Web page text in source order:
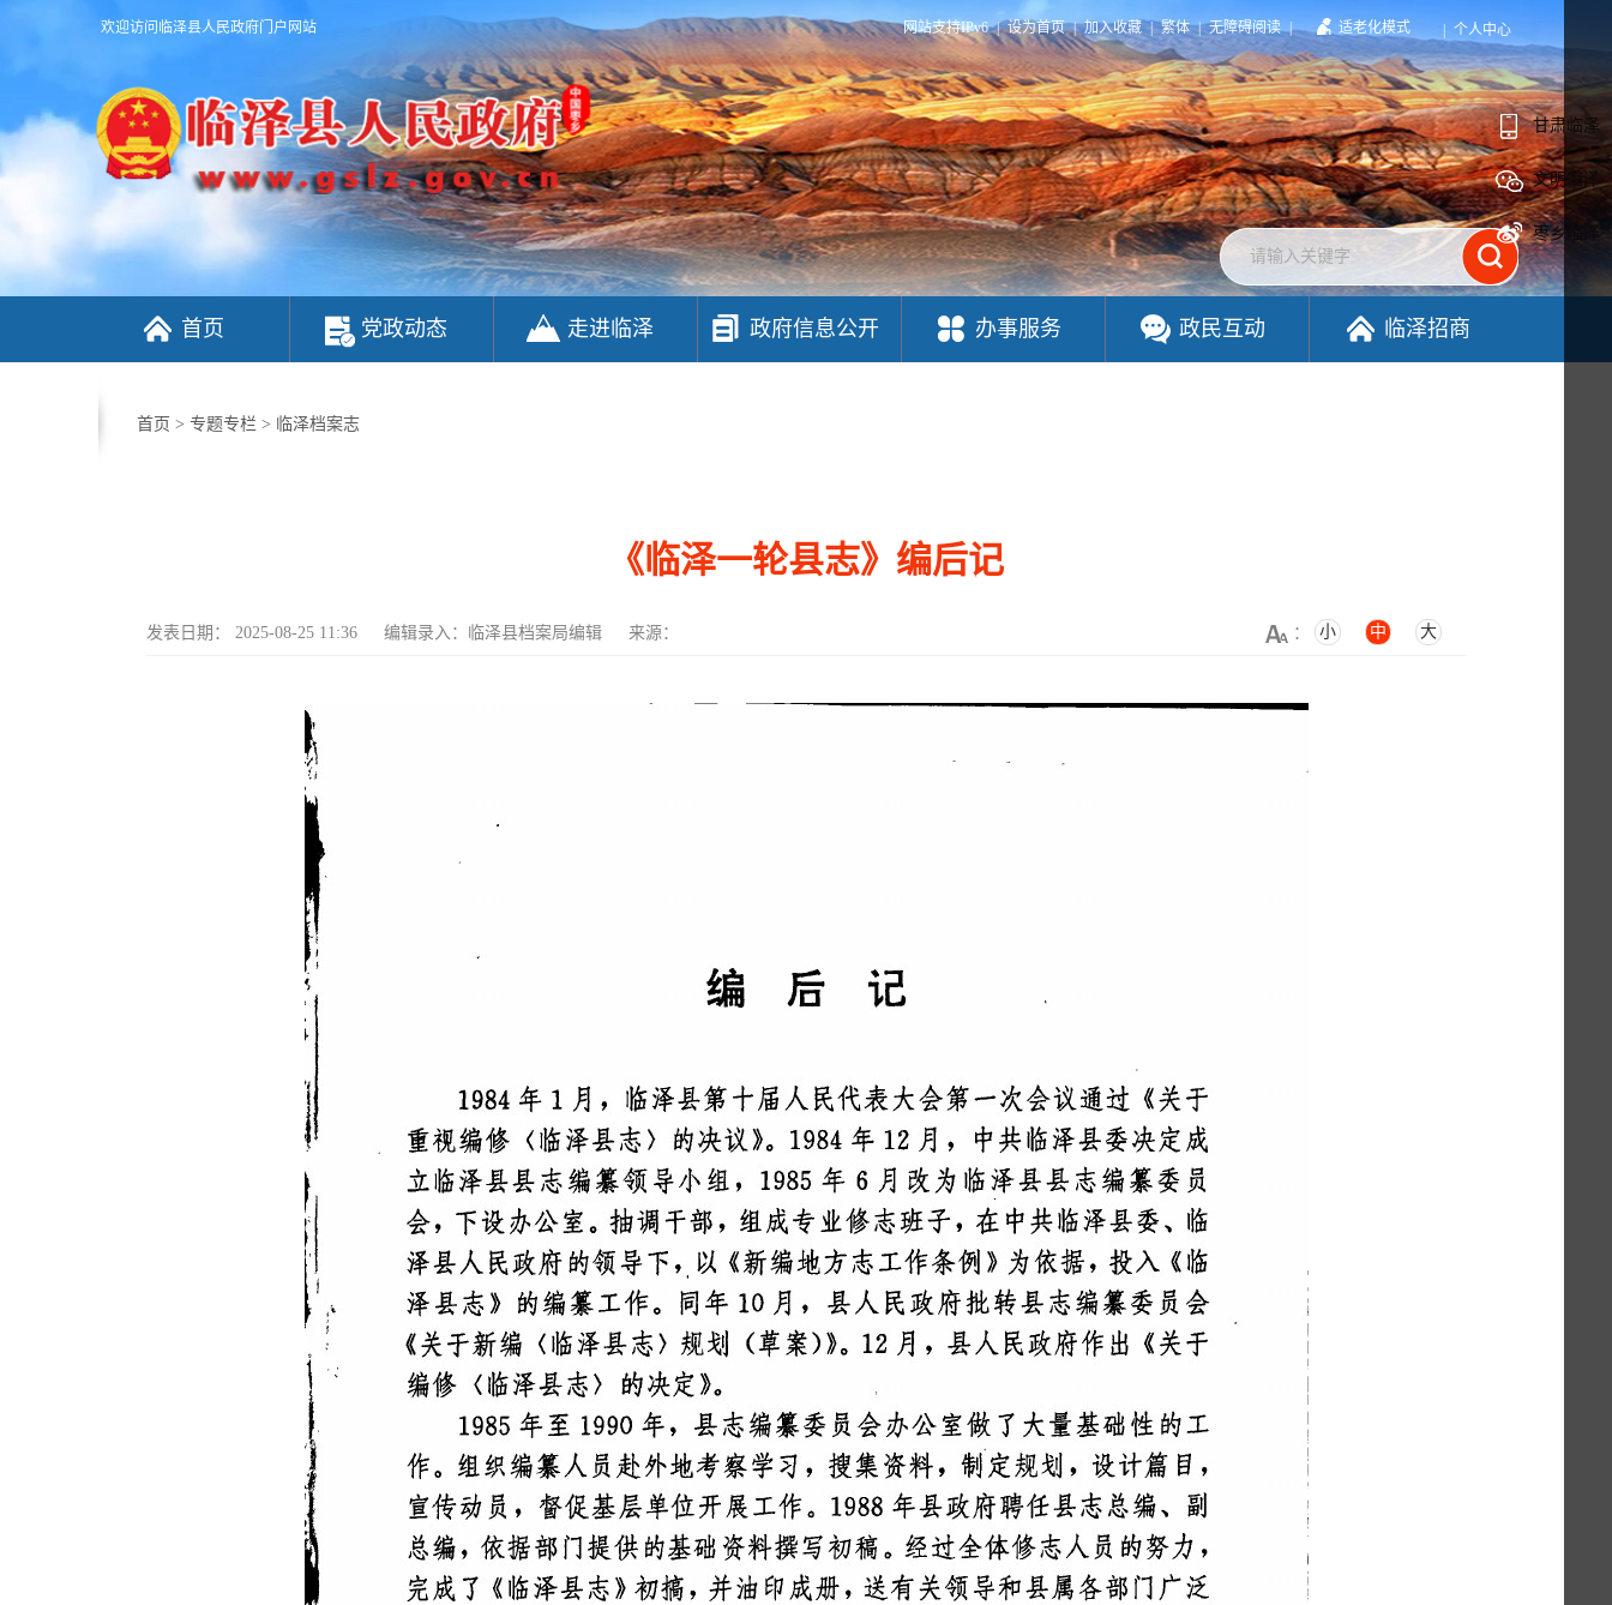
欢迎访问临泽县人民政府门户网站 网站支持IPv6 | 设为首页 | 加入收藏 | 繁体 | 无障碍阅读 | 适老化模式 个人中心
首页 党政动态 走进临泽 政府信息公开 办事服务 政民互动 临泽招商
首页 > 专题专栏 > 临泽档案志
《临泽一轮县志》编后记
发表日期： 2025-08-25 11:36 编辑录入： 临泽县档案局编辑 来源： ： 小 中 大
甘肃临泽
文明临泽
枣乡临泽